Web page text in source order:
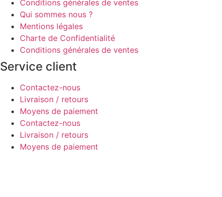
Conditions générales de ventes
Qui sommes nous ?
Mentions légales
Charte de Confidentialité
Conditions générales de ventes
Service client
Contactez-nous
Livraison / retours
Moyens de paiement
Contactez-nous
Livraison / retours
Moyens de paiement